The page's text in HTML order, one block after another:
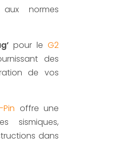
normes
pour le G2
des
de vos
offre une
sismiques,
dans